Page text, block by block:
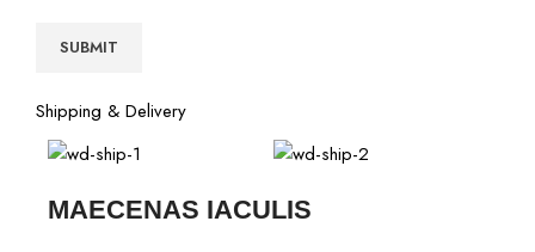
Shipping & Delivery
MAECENAS IACULIS